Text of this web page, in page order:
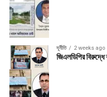
দূর্নীতি 2 weeks ago
জিএলডিপির